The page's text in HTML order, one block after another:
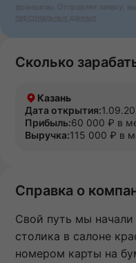
франшизы. Отправляя заявку,
персональных данных
Сколько
Казань
Дата открытия:
Прибыль:60 000 ₽ в
Выручка:115 000 ₽ в
Справка о
Свой путь мы начали
столика в салоне
номером карты на